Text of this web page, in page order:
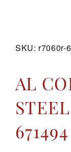
SKU: r7060r-
AL
671494